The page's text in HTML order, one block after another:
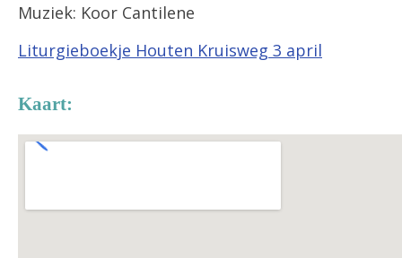
Muziek: Koor Cantilene
Liturgieboekje Houten Kruisweg 3 april
Kaart: